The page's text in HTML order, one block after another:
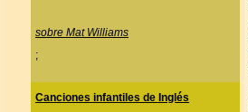
sobre Mat Williams
;
Canciones infantiles de Inglés